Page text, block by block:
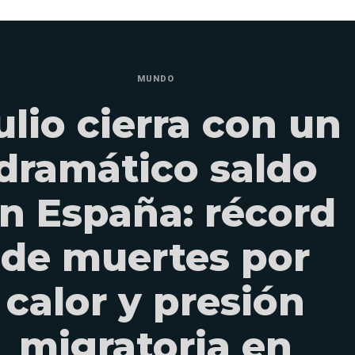
MUNDO
cierra con un
saldo
España: récord
de muertes por
calor y presión